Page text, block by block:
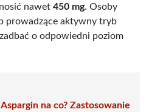
nawet 450 mg. Osoby
prowadzące aktywny tryb
o odpowiedni poziom
Aspargin na co? Zastosowanie